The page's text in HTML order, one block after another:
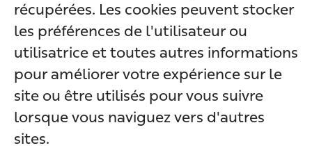
récupérées. Les cookies peuvent stocker
les préférences de l'utilisateur ou
utilisatrice et toutes autres informations
pour améliorer votre expérience sur le
site ou être utilisés pour vous suivre
lorsque vous naviguez vers d'autres
sites.